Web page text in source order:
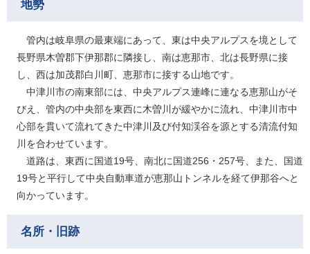
地勢
管内は岐阜県の最東端にあって、東は中央アルプスを境として
長野県木曽郡下伊那郡に隣接し、南は恵那市、北は長野県に接
し、西は加茂郡白川町、恵那市に接する山地です。
中津川市の南東部には、中央アルプス連峰に連なる恵那山がそ
びえ、管内の中央部を東西に木曽川が緩やかに流れ、中津川市中
心部を貫いて流れてきた中津川及び付知渓谷を源とする清流付知
川を合わせています。
道路は、東西に国道19号、南北に国道256・257号、また、国道
19号と平行して中央自動車道が恵那山トンネルを経て伊那谷へと
向かっています。
名所・旧跡